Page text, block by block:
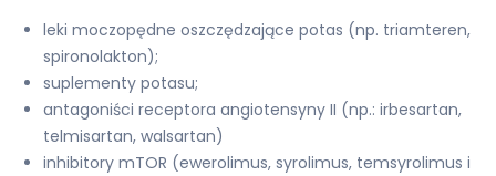
leki moczopędne oszczędzające potas (np. triamteren,
spironolakton);
suplementy potasu;
antagoniści receptora angiotensyny II (np.: irbesartan,
telmisartan, walsartan)
inhibitory mTOR (ewerolimus, syrolimus, temsyrolimus i